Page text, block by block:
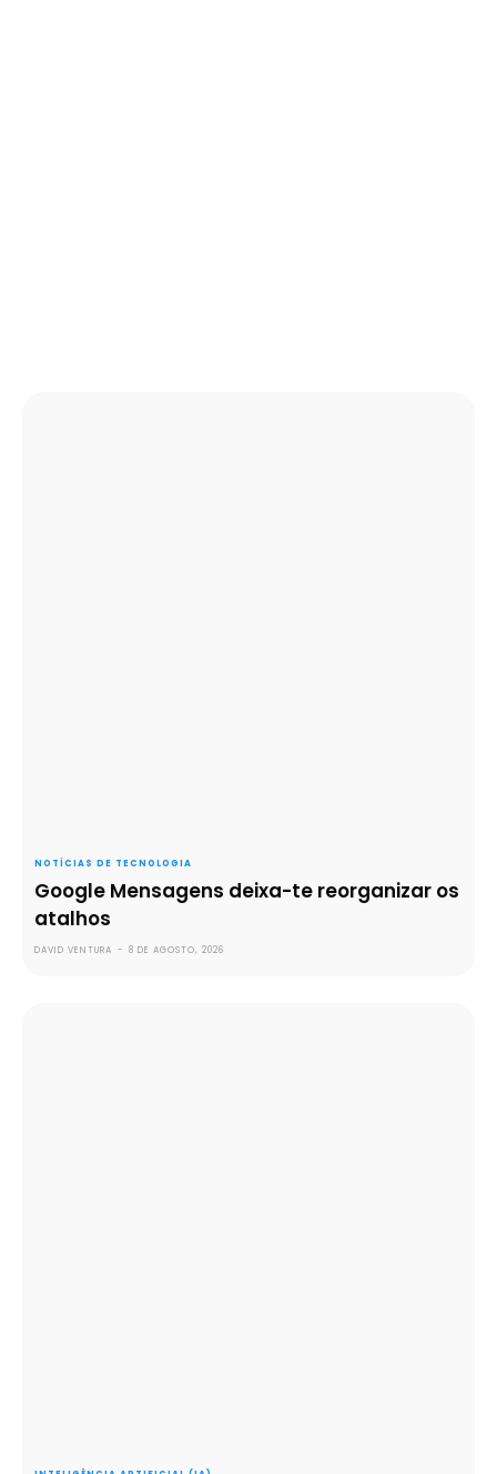
NOTÍCIAS DE TECNOLOGIA
Google Mensagens deixa-te reorganizar os
atalhos
DAVID VENTURA - 8 DE AGOSTO, 2026